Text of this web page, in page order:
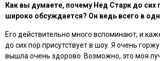
Как вы думаете, почему Нед Старк до сих
широко обсуждается? Он ведь всего в
Его действительно много вспоминают, и
до сих пор присутствует в шоу. Я очень
вышла очень здорово. Возможно, это моя